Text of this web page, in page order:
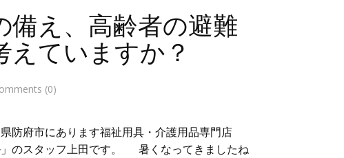
備え、高齢者の避難
えていますか？
(0)
防府市にあります福祉用具・介護用品専門店
」のスタッフ上田です。 暑くなってきましたね